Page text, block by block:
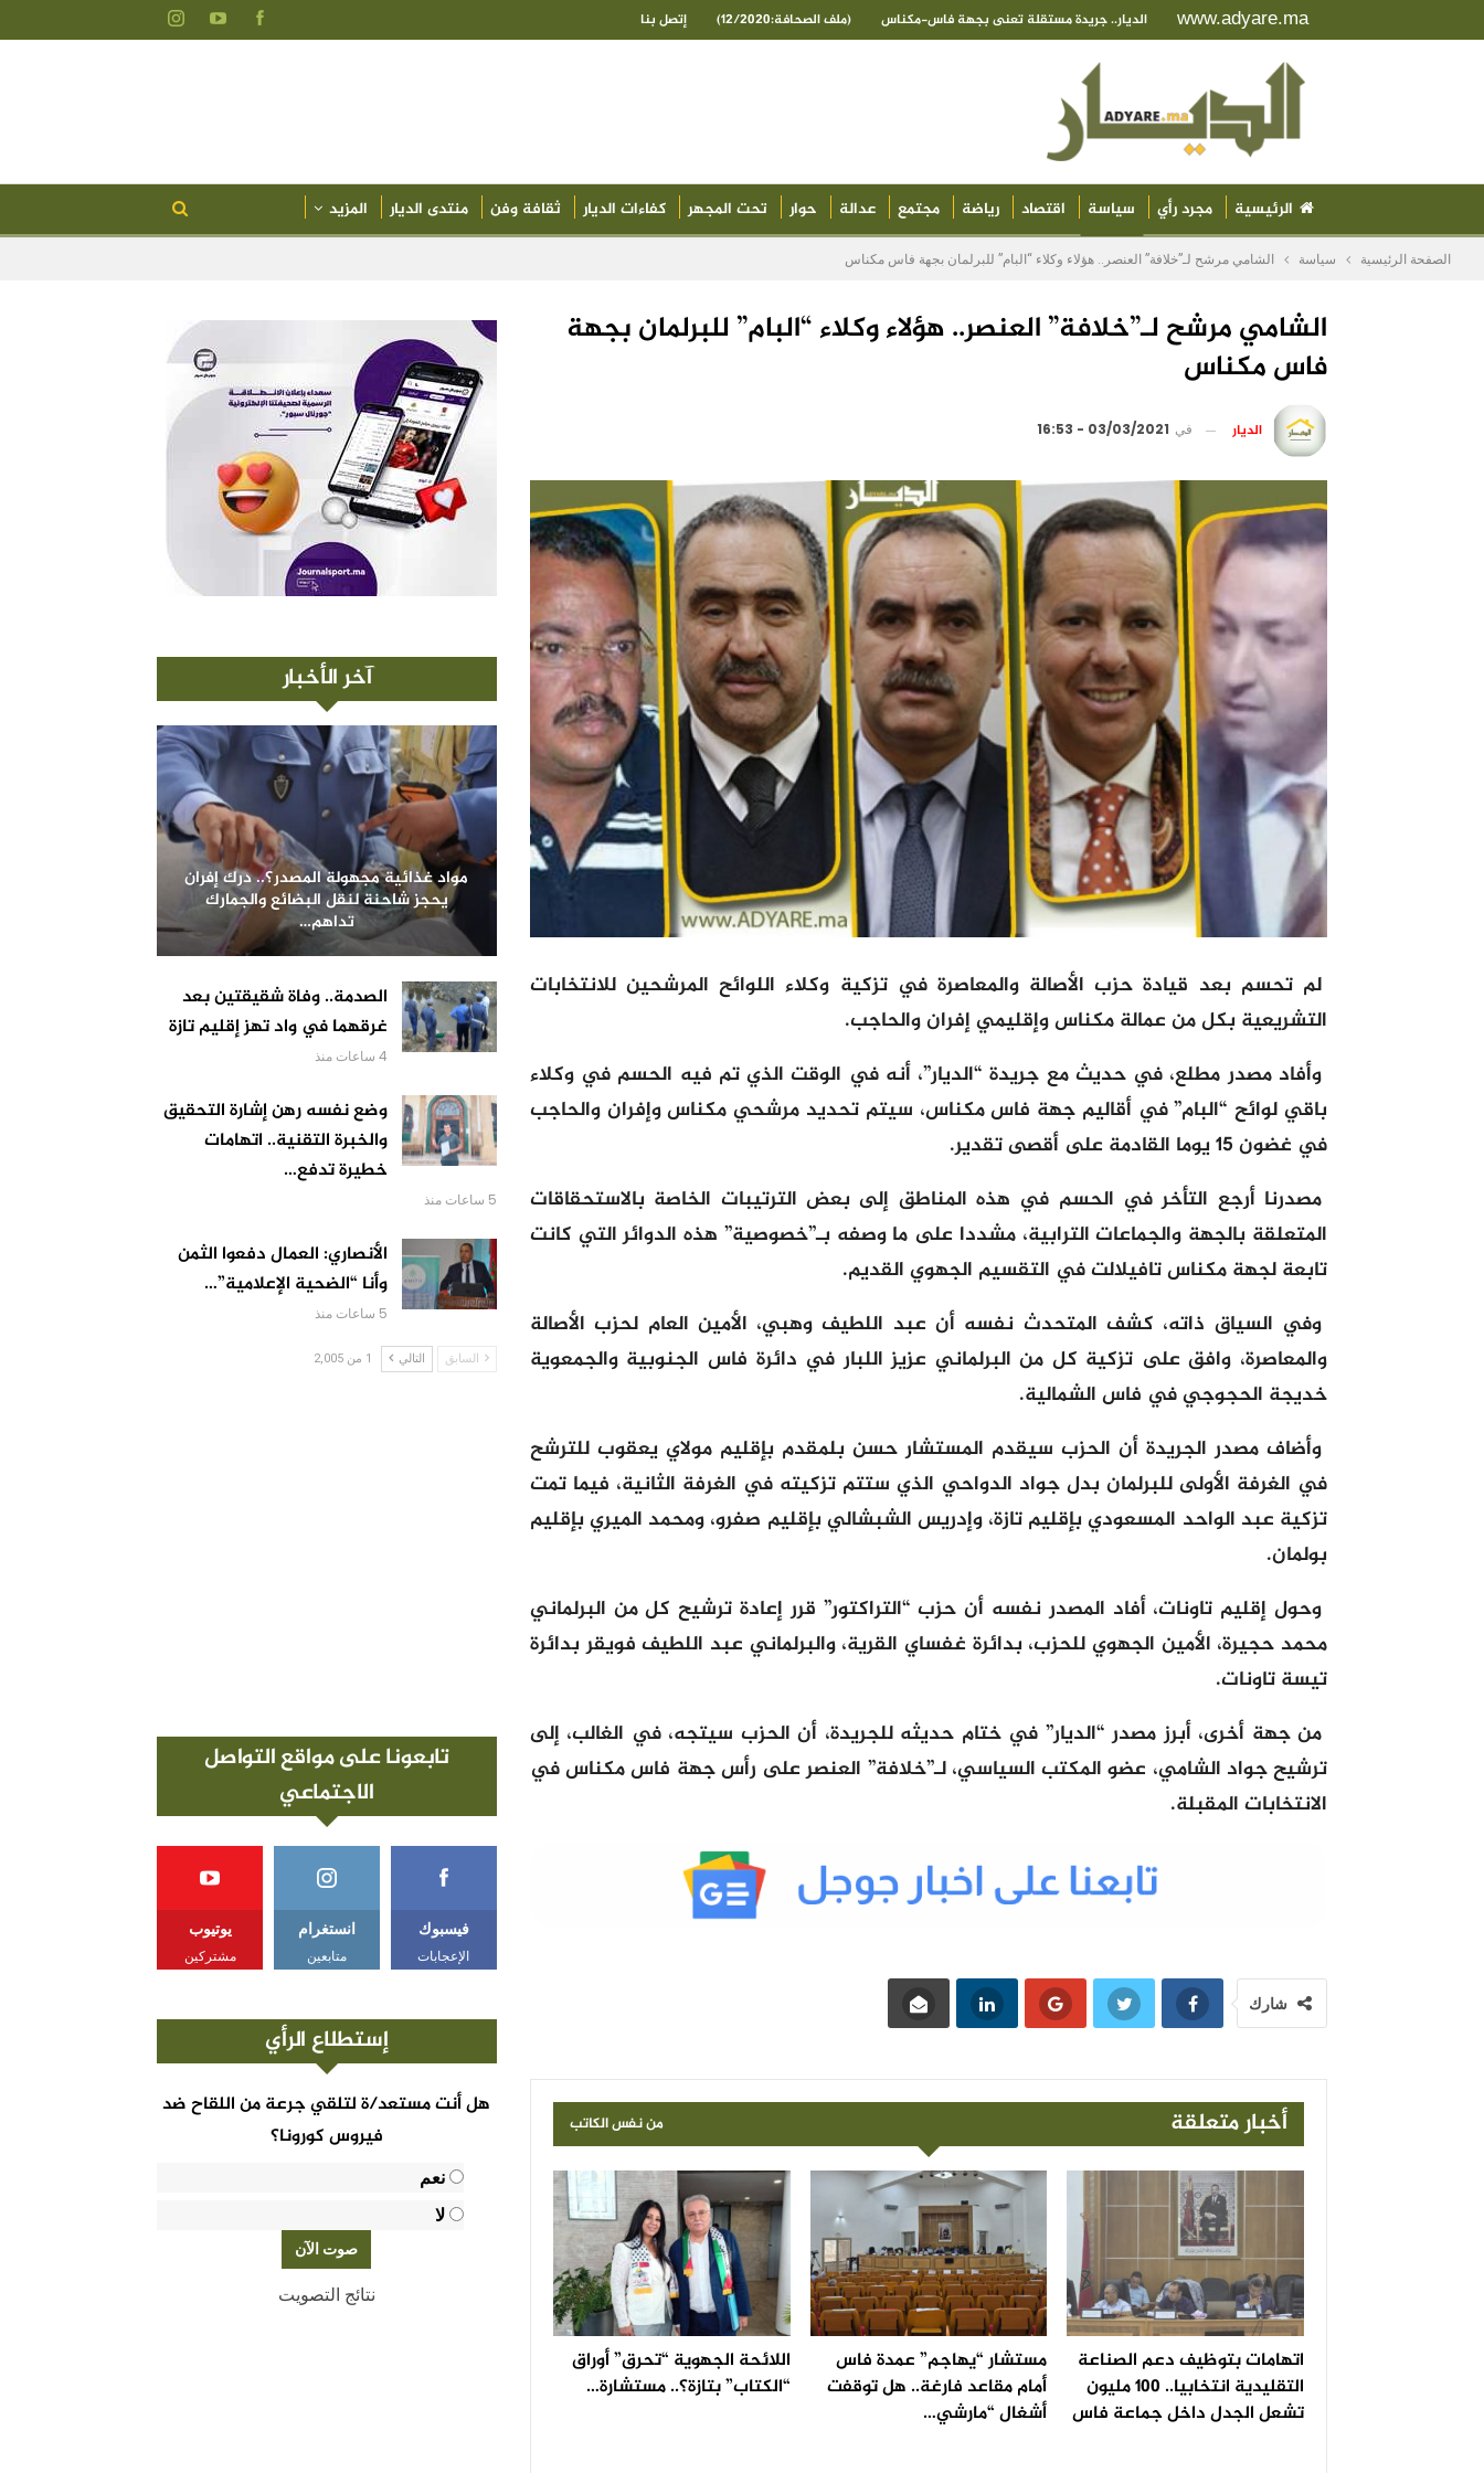
www.adyare.ma الديار.. جريدة مستقلة تعنى بجهة فاس-مكناس (ملف الصحافة:12/2020) إتصل بنا
الرئيسية مجرد رأي سياسة اقتصاد رياضة مجتمع عدالة حوار تحت المجهر كفاءات الديار ثقافة وفن منتدى الديار المزيد
الصفحة الرئيسية سياسة الشامي مرشح لـ”خلافة” العنصر.. هؤلاء وكلاء “البام” للبرلمان بجهة فاس مكناس
الشامي مرشح لـ”خلافة” العنصر.. هؤلاء وكلاء “البام” للبرلمان بجهة
فاس مكناس
الديار في 03/03/2021 - 16:53
لم تحسم بعد قيادة حزب الأصالة والمعاصرة في تزكية وكلاء اللوائح المرشحين للانتخابات
التشريعية بكل من عمالة مكناس وإقليمي إفران والحاجب.
وأفاد مصدر مطلع، في حديث مع جريدة “الديار”، أنه في الوقت الذي تم فيه الحسم في وكلاء
باقي لوائح “البام” في أقاليم جهة فاس مكناس، سيتم تحديد مرشحي مكناس وإفران والحاجب
في غضون 15 يوما القادمة على أقصى تقدير.
مصدرنا أرجع التأخر في الحسم في هذه المناطق إلى بعض الترتيبات الخاصة بالاستحقاقات
المتعلقة بالجهة والجماعات الترابية، مشددا على ما وصفه بـ”خصوصية” هذه الدوائر التي كانت
تابعة لجهة مكناس تافيلالت في التقسيم الجهوي القديم.
وفي السياق ذاته، كشف المتحدث نفسه أن عبد اللطيف وهبي، الأمين العام لحزب الأصالة
والمعاصرة، وافق على تزكية كل من البرلماني عزيز اللبار في دائرة فاس الجنوبية والجمعوية
خديجة الحجوجي في فاس الشمالية.
وأضاف مصدر الجريدة أن الحزب سيقدم المستشار حسن بلمقدم بإقليم مولاي يعقوب للترشح
في الغرفة الأولى للبرلمان بدل جواد الدواحي الذي ستتم تزكيته في الغرفة الثانية، فيما تمت
تزكية عبد الواحد المسعودي بإقليم تازة، وإدريس الشبشالي بإقليم صفرو، ومحمد الميري بإقليم
بولمان.
وحول إقليم تاونات، أفاد المصدر نفسه أن حزب “التراكتور” قرر إعادة ترشيح كل من البرلماني
محمد حجيرة، الأمين الجهوي للحزب، بدائرة غفساي القرية، والبرلماني عبد اللطيف فويقر بدائرة
تيسة تاونات.
من جهة أخرى، أبرز مصدر “الديار” في ختام حديثه للجريدة، أن الحزب سيتجه، في الغالب، إلى
ترشيح جواد الشامي، عضو المكتب السياسي، لـ”خلافة” العنصر على رأس جهة فاس مكناس في
الانتخابات المقبلة.
شارك
أخبار متعلقة من نفس الكاتب
اتهامات بتوظيف دعم الصناعة
التقليدية انتخابيا.. 100 مليون
تشعل الجدل داخل جماعة فاس
مستشار “يهاجم” عمدة فاس
أمام مقاعد فارغة.. هل توقفت
أشغال “مارشي…
اللائحة الجهوية “تحرق” أوراق
“الكتاب” بتازة؟.. مستشارة…
آخر الأخبار
مواد غذائية مجهولة المصدر؟.. درك إفران
يحجز شاحنة لنقل البضائع والجمارك
تداهم…
الصدمة.. وفاة شقيقتين بعد
غرقهما في واد تهز إقليم تازة
4 ساعات منذ
وضع نفسه رهن إشارة التحقيق
والخبرة التقنية.. اتهامات
خطيرة تدفع…
5 ساعات منذ
الأنصاري: العمال دفعوا الثمن
وأنا “الضحية الإعلامية”…
5 ساعات منذ
السابق التالي 1 من 2,005
تابعونا على مواقع التواصل
الاجتماعي
فيسبوك
الإعجابات
انستغرام
متابعين
يوتيوب
مشتركين
إستطلاع الرأي
هل أنت مستعد/ة لتلقي جرعة من اللقاح ضد
فيروس كورونا؟
نعم
لا
نتائج التصويت